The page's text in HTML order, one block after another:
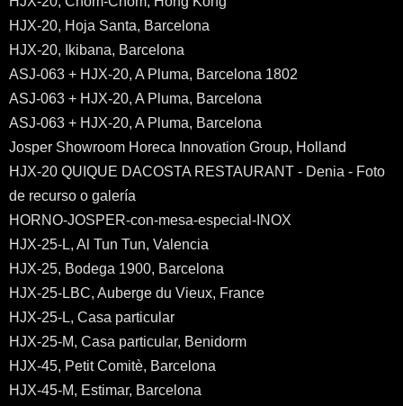
HJX-20, Hoja Santa, Barcelona
HJX-20, Ikibana, Barcelona
ASJ-063 + HJX-20, A Pluma, Barcelona 1802
ASJ-063 + HJX-20, A Pluma, Barcelona
ASJ-063 + HJX-20, A Pluma, Barcelona
Josper Showroom Horeca Innovation Group, Holland
HJX-20 QUIQUE DACOSTA RESTAURANT - Denia - Foto
de recurso o galería
HORNO-JOSPER-con-mesa-especial-INOX
HJX-25-L, Al Tun Tun, Valencia
HJX-25, Bodega 1900, Barcelona
HJX-25-LBC, Auberge du Vieux, France
HJX-25-L, Casa particular
HJX-25-M, Casa particular, Benidorm
HJX-45, Petit Comitè, Barcelona
HJX-45-M, Estimar, Barcelona